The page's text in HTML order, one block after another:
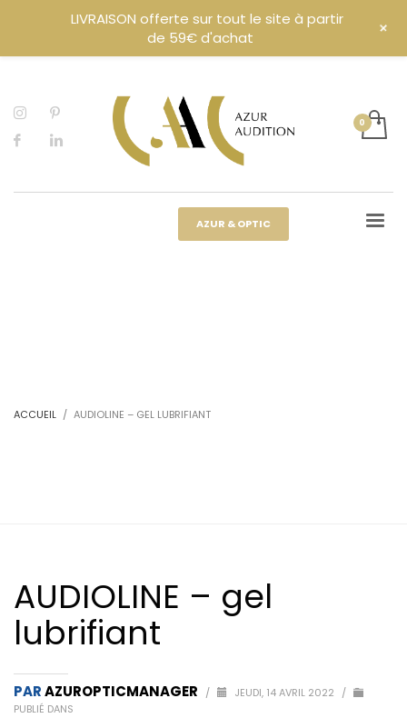
AZUR & OPTIC
ACCUEIL AUDIOLINE – GEL LUBRIFIANT
AUDIOLINE – gel
lubrifiant
PARAZUROPTICMANAGER / JEUDI, 14 AVRIL 2022
/
PUBLIÉ DANS
LIVRAISON offerte sur tout le site à partir
de 59€ d'achat
+